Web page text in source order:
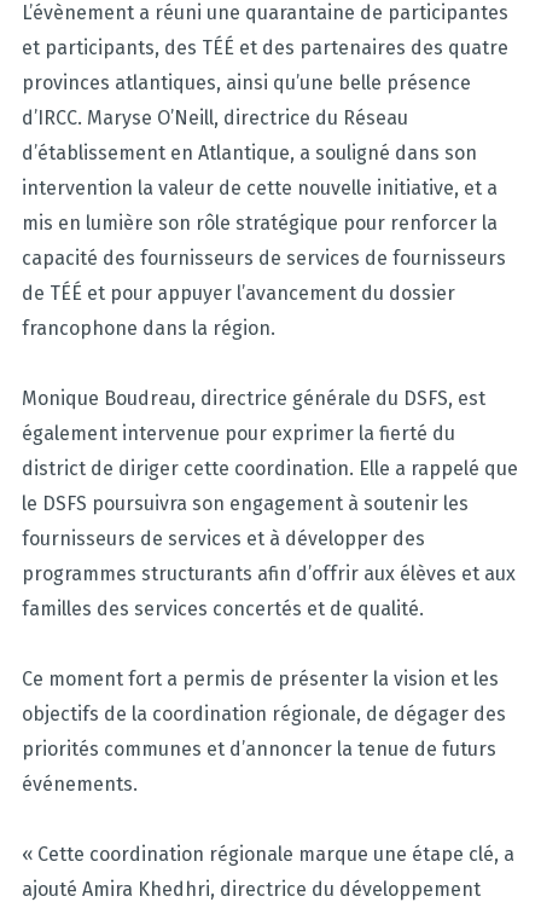
L’évènement a réuni une quarantaine de participantes
et participants, des TÉÉ et des partenaires des quatre
provinces atlantiques, ainsi qu’une belle présence
d’IRCC. Maryse O’Neill, directrice du Réseau
d’établissement en Atlantique, a souligné dans son
intervention la valeur de cette nouvelle initiative, et a
mis en lumière son rôle stratégique pour renforcer la
capacité des fournisseurs de services de fournisseurs
de TÉÉ et pour appuyer l’avancement du dossier
francophone dans la région.
Monique Boudreau, directrice générale du DSFS, est
également intervenue pour exprimer la fierté du
district de diriger cette coordination. Elle a rappelé que
le DSFS poursuivra son engagement à soutenir les
fournisseurs de services et à développer des
programmes structurants afin d’offrir aux élèves et aux
familles des services concertés et de qualité.
Ce moment fort a permis de présenter la vision et les
objectifs de la coordination régionale, de dégager des
priorités communes et d’annoncer la tenue de futurs
événements.
« Cette coordination régionale marque une étape clé, a
ajouté Amira Khedhri, directrice du développement